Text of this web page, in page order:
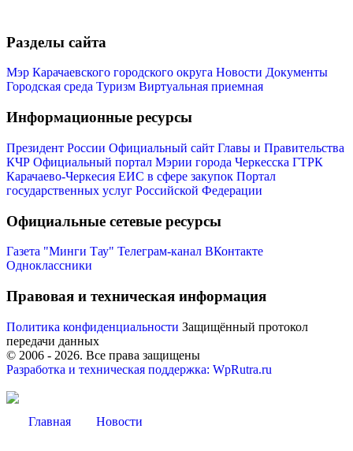
Разделы сайта
Мэр Карачаевского городского округа Новости Документы
Городская среда Туризм Виртуальная приемная
Информационные ресурсы
Президент России Официальный сайт Главы и Правительства
КЧР Официальный портал Мэрии города Черкесска ГТРК
Карачаево-Черкесия ЕИС в сфере закупок Портал
государственных услуг Российской Федерации
Официальные сетевые ресурсы
Газета "Минги Тау" Телеграм-канал ВКонтакте
Одноклассники
Правовая и техническая информация
Политика конфиденциальности Защищённый протокол
передачи данных
© 2006 - 2026. Все права защищены
Разработка и техническая поддержка: WpRutra.ru
Главная Новости